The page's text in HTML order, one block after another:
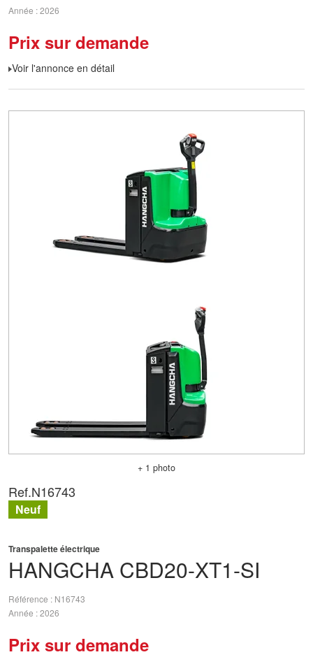
Année 2026
Prix sur demande
Voir l'annonce en détail
+ 1 photo
HANGCHA CBD20-XT1-SI
Transpalette électrique
Référence
N16743
Année 2026
Prix sur demande
Ref.N16743
Neuf